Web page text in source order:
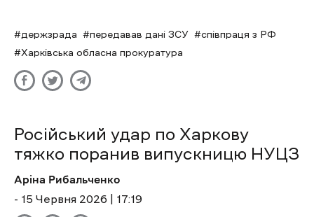
держзрада передавав дані ЗСУ
співпраця з РФ
Харківська обласна прокуратура
Російський удар по Харкову
тяжко поранив випускницю НУЦЗ
Аріна Рибальченко
- 15 Червня 2026 | 17:19